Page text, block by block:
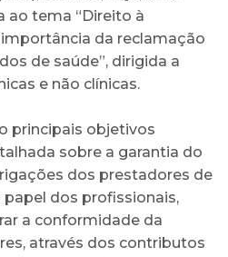
ao tema “Direito à
da reclamação
de saúde”, dirigida a
e não clínicas.
principais objetivos
sobre a garantia do
dos prestadores de
dos profissionais,
a conformidade da
através dos contributos